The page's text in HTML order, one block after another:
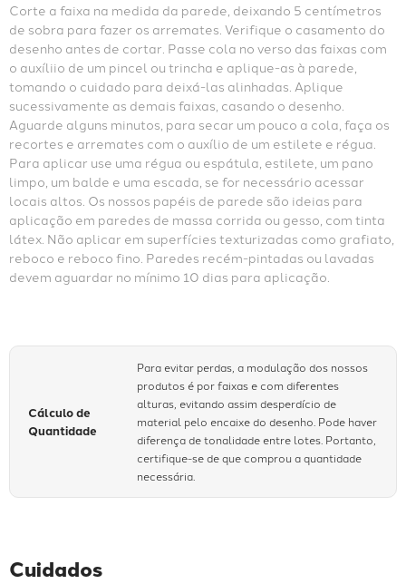
Corte a faixa na medida da parede, deixando 5 centímetros
de sobra para fazer os arremates. Verifique o casamento do
desenho antes de cortar. Passe cola no verso das faixas com
o auxíliio de um pincel ou trincha e aplique-as à parede,
tomando o cuidado para deixá-las alinhadas. Aplique
sucessivamente as demais faixas, casando o desenho.
Aguarde alguns minutos, para secar um pouco a cola, faça os
recortes e arremates com o auxílio de um estilete e régua.
Para aplicar use uma régua ou espátula, estilete, um pano
limpo, um balde e uma escada, se for necessário acessar
locais altos. Os nossos papéis de parede são ideias para
aplicação em paredes de massa corrida ou gesso, com tinta
látex. Não aplicar em superfícies texturizadas como grafiato,
reboco e reboco fino. Paredes recém-pintadas ou lavadas
devem aguardar no mínimo 10 dias para aplicação.
Cálculo de
Quantidade
Para evitar perdas, a modulação dos nossos
produtos é por faixas e com diferentes
alturas, evitando assim desperdício de
material pelo encaixe do desenho. Pode haver
diferença de tonalidade entre lotes. Portanto,
certifique-se de que comprou a quantidade
necessária.
Cuidados